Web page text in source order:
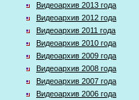
Видеоархив 2013 года
Видеоархив 2012 года
Видеоархив 2011 года
Видеоархив 2010 года
Видеоархив 2009 года
Видеоархив 2008 года
Видеоархив 2007 года
Видеоархив 2006 года